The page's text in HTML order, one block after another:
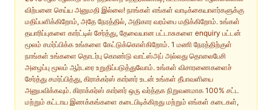
விற்பனை செய்ய அனுமதி இல்லை! நாங்கள் எங்கள் வாடிக்கையாளர்களுக்கு
மதிப்பளிக்கிறோம், அதே நேரத்தில், அதிகார வரம்பை மதிக்கிறோம். உங்கள்
தயாரிப்புகளை கார்ட்டில் சேர்த்து, தேவையான பட்டாசுகளை enquiry பட்டன்
மூலம் சமர்ப்பிக்க உங்களை கேட்டுக்கொள்கிறோம். 1 மணி நேரத்திற்குள்
நாங்கள் உங்களை தொடர்பு கொண்டு வாட்ஸ்அப் அல்லது தொலைபேசி
அழைப்பு மூலம் ஆர்டரை உறுதிப்படுத்துவோம். உங்கள் விசாரணைகளைச்
சேர்த்து சமர்ப்பித்து, கிராக்கர்ஸ் கார்னர் உடன் உங்கள் தீபாவளியை
அனுபவிக்கவும். கிராக்கர்ஸ் கார்னர் ஒரு வர்த்தக நிறுவனமாக 100% சட்ட
மற்றும் கட்டாய இணக்கங்களை கடைபிடிக்கிறது மற்றும் எங்கள் கடைகள்,